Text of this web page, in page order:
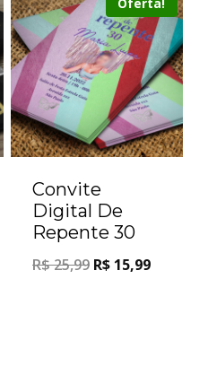
Convite
Digital De
Repente 30
R$25,99 R$ 15,99